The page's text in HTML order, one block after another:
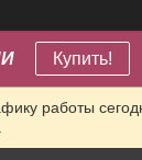
Купить!
работы